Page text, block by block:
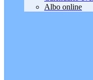
Albo online